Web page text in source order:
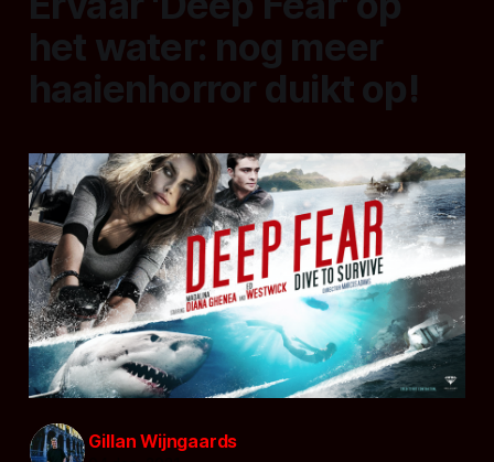
het water: nog meer
haaienhorror duikt op!
Gillan Wijngaards